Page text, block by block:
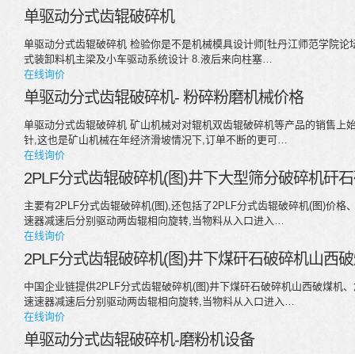
单驱动分式齿辊破碎机
单驱动分式齿辊破碎机 检验你是不是机械模具设计师[牡丹江师范学院
式装卸料机主梁及小车驱动系统设计 8.液后来向柱塞…
在线询价
单驱动分式齿辊破碎机- 粉碎粉磨机械价格
单驱动分式齿辊破碎机 矿山机械对对辊机双齿辊破碎机等产品的销售上
针,这也是矿山机械在年经济滑坡情况下,订单不断的更可…
在线询价
2PLF分式齿辊破碎机(图)井下大型筛分破碎机矸
主要有2PLF分式齿辊破碎机(图),还包括了2PLF分式齿辊破碎机(图)价
速器减速后分别驱动两齿辊相向旋转,当物料从入口进入…
在线询价
2PLF分式齿辊破碎机(图)井下煤矸石破碎机山西
中国企业链提供2PLF分式齿辊破碎机(图)井下煤矸石破碎机山西破煤机
速速器减速后分别驱动两齿辊相向旋转,当物料从入口进入…
在线询价
单驱动分式齿辊破碎机-磨粉机设备